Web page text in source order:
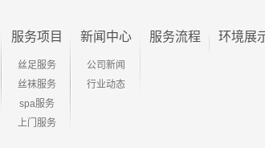
服务项目
丝足服务
丝袜服务
spa服务
上门服务
新闻中心
公司新闻
行业动态
服务流程 环境展